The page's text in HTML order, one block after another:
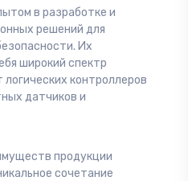
в разработке и
решений для
Их
широкий спектр
контроллеров
датчиков и
продукции
сочетание